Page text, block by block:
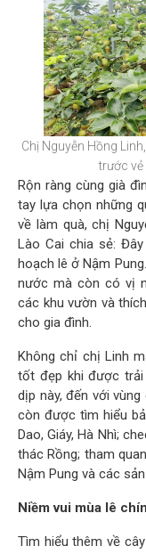
Chị Nguyễn Hồng
trước vẻ
Rộn ràng cùng già
tay lựa chọn những
về làm quà, chị
Lào Cai chia sẻ:
hoạch lê ở Nậm
nước mà còn có vị
các khu vườn và
cho gia đình.
Không chỉ chị Linh
tốt đẹp khi được trải
dịp này, đến với
còn được tìm hiểu
Dao, Giáy, Hà Nhì;
thác Rồng; tham
Nậm Pung và các
Niềm vui mùa lê chín
Tìm hiểu thêm về